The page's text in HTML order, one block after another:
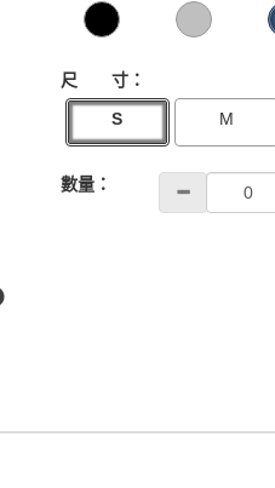
尺 寸：
S
M
數量：